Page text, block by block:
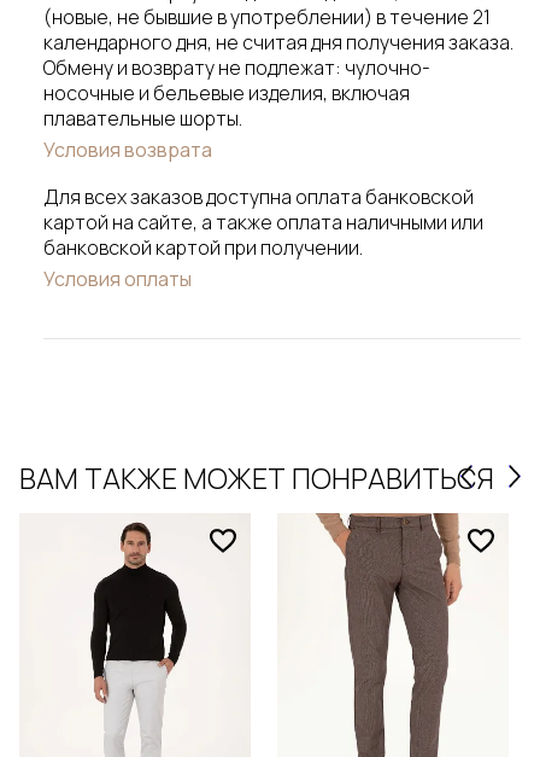
(новые, не бывшие в употреблении) в течение 21
календарного дня, не считая дня получения заказа.
Обмену и возврату не подлежат: чулочно-
носочные и бельевые изделия, включая
плавательные шорты.
Условия возврата
Для всех заказов доступна оплата банковской
картой на сайте, а также оплата наличными или
банковской картой при получении.
Условия оплаты
ВАМ ТАКЖЕ МОЖЕТ ПОНРАВИТЬСЯ